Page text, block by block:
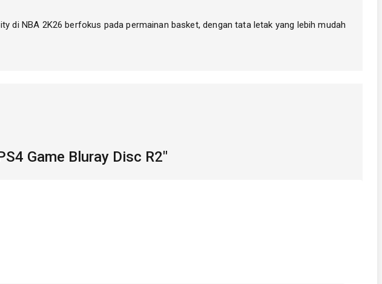
NBA 2K26 berfokus pada permainan basket, dengan tata letak yang lebih mudah
Game Bluray Disc R2"